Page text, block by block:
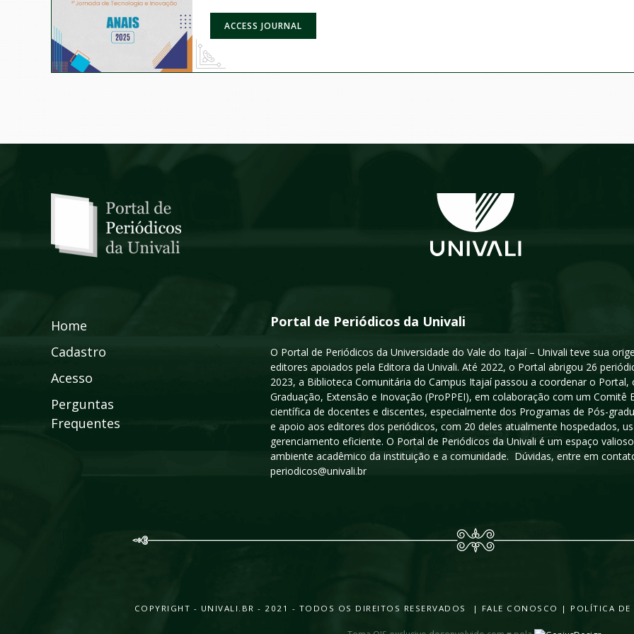
ACCESS JOURNAL
Home
Cadastro
Acesso
Perguntas
Frequentes
Portal de Periódicos da Univali
O Portal de Periódicos da Universidade do Vale do Itajaí – Univali teve sua
editores apoiados pela Editora da Univali. Até 2022, o Portal abrigou 26
2023, a Biblioteca Comunitária do Campus Itajaí passou a coordenar o
Graduação, Extensão e Inovação (ProPPEI), em colaboração com um
científica de docentes e discentes, especialmente dos Programas de Pós-
e apoio aos editores dos periódicos, com 20 deles atualmente hospedados,
gerenciamento eficiente. O Portal de Periódicos da Univali é um espaço
ambiente acadêmico da instituição e a comunidade. Dúvidas, entre em
periodicos@univali.br
COPYRIGHT - UNIVALI.BR - 2021 - TODOS OS DIREITOS RESERVADOS | FALE CONOSCO | POLÍTICA DE